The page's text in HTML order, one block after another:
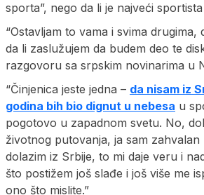
sporta”, nego da li je najveći
“Ostavljam to vama i svima drugima,
da li zaslužujem da budem deo te
razgovoru sa srpskim novinarima u
“Činjenica jeste jedna – da nisam iz
godina bih bio dignut u nebesa u
pogotovo u zapadnom svetu. No,
životnog putovanja, ja sam zahvalan
dolazim iz Srbije, to mi daje veru i
što postižem još slađe i još više me
ono što mislite.”